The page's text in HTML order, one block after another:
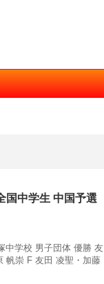
国中学生 中国予選
中学校 男子団体 優勝 友
帆崇 F 友田 凌聖・加藤